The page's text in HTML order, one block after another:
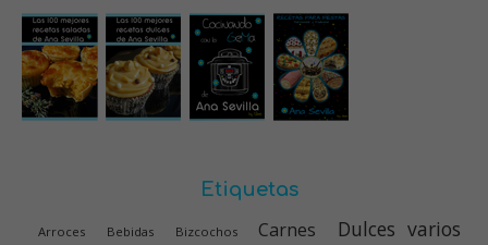
Etiquetas
Arroces Bebidas Bizcochos Carnes Dulces varios